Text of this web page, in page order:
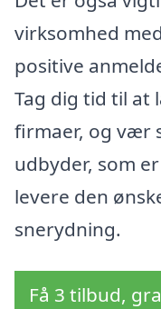
virksomhed
positive
Tag dig tid til at
firmaer, og vær
udbyder, som
levere den
snerydning.
Få 3 tilbud,